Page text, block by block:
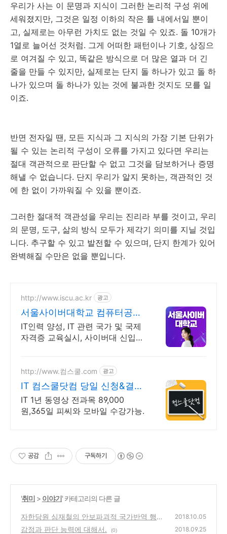
우리가 사는 이 문명과 지식이 그러한 논리적 구성 위에
세워졌지만, 그것은 일정 이하의 작은 틀 내에서일 뿐이
고, 실제로는 아무런 가치도 없는 것일 수 있죠. 돌 10개가
1열로 늘어선 것처럼. 그게 어떠한 패턴이나 기호, 상징으
로 여겨질 수 있고, 똑같은 방식으로 더 많은 열과 더 긴
줄을 만들 수 있지만, 실제로는 단지 돌 하나가 있고 돌 하
나가 있으며 돌 하나가 있는 것에 불과한 것지도 모를 일
이죠.
반면 전자일 땐, 모든 지식과 그 지식의 가장 기본 단위가
될 수 있는 논리적 구성이 오류를 가지고 있다면 우리는
절대 객관적으로 판단할 수 없고 그것을 담보하거나 증명
해낼 수 없습니다. 단지 우리가 알지 못하는, 객관적인 것
에 한 없이 가까워질 수 있을 뿐이죠.
그러한 절대적 객관성을 우리는 진리라 부를 것이고, 우리
의 문명, 도구, 삶의 방식 모두가 제각기 의미를 지닐 것입
니다. 추구할 수 있고 발전할 수 있으며, 단지 한계가 있어
완벽해질 수만은 없을 뿐입니다.
http://www.iscu.ac.kr 광고
서울사이버대학교 컴퓨터공학
과 2026 가을학기 신편입생
IT인력 양성, IT 관련 국가 및 국제
자격증 교육실시, 사이버대 신입생
http://www.컴스쿨.com 광고
IT 컴스쿨닷컴 당일 신청&결제
시 기프티콘!
IT 1년 동영상 전과목 89,000
원,365일 피씨와 모바일 수강가능.
공감 구독하기
'취미 > 이야기' 카테고리의 다른 글
자한당원 심재철의 안보파괴적 국가반역 행위.
(1)
2018.10.05
감정과 판단 능력에 대해서. (0) 2018.09.25